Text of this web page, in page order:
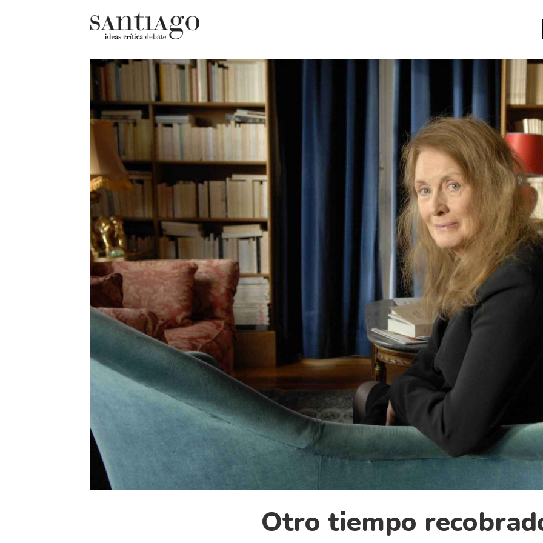
Actualidad
Arquetipos de situación
Artes visuales
Ciencia
Cine y televisión
Ciudad
Cómics
Críticas
Cultura
Diccionario portátil de la literatura
Fragmentos
Historia material de los libros
Libros
Libros usados
Literatura
Medioambiente
Narrativas visuales
Pensamiento
Pensamiento ilustrado
Personaje
Personajes secundarios
Política
Otro tiempo